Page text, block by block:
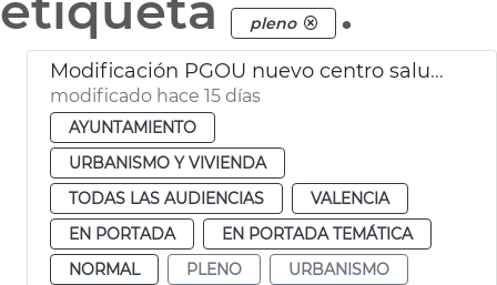
pleno
Modificación PGOU nuevo centro salud Penya-roja València
modificado hace 15 días
AYUNTAMIENTO
URBANISMO Y VIVIENDA
TODAS LAS AUDIENCIAS
VALENCIA
EN PORTADA
EN PORTADA TEMÁTICA
NORMAL
PLENO
URBANISMO